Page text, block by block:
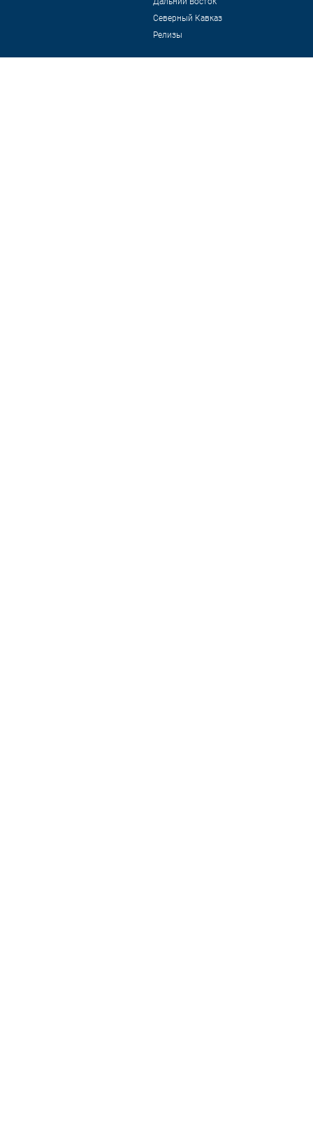
Северный Кавказ
Релизы